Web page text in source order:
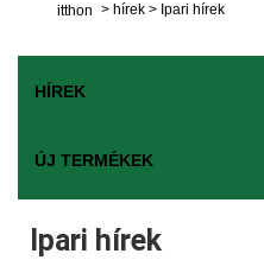
itthon > hírek > Ipari hírek
HÍREK
ÚJ TERMÉKEK
Ipari hírek